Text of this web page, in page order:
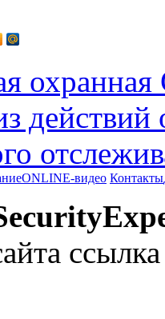
ONLINE-видео Контакты